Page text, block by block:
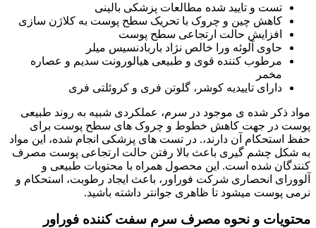
تست و تایید شده مطالعات پزشکی بالینی
کاهش چین و چروک با تحریک سطح پوست به کلاژن سازی
افزایش حالت ارتجاعی سطح پوست
حاوی آلوئه ورا خالص نژاد باربادنسیس میلر
مرطوب کننده قوی و طبیعی هیالورونت سدیم و عصاره
مخمر
دارای تاییدیه کوشر، گلوتن فری و کروئلتی فری
مواد ذکر شده ی موجود در سرم، عملکردی شبیه به روند طبیعی
پوست در جهت کاهش خطوط و چروک های سطح پوست برای
حفظ استحکام آن دارند،. در تست های پزشکی انجام شده، این مواد
به شکل چشم گیری باعث بالا رفتن حالت ارتجاعی پوست مصرف
کنندگان شده است. این محصول همراه با محتویات طبیعی و
آلوورای انحصاری شرکت فوراور، باعث ایجاد رطوبت، استحکام و
نرمی پوست میشود تا ظاهری جوانتر داشته باشید.
محتویات و نحوه مصرف سرم سفت کننده فوراور